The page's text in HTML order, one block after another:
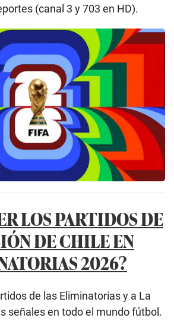
(canal 3 y 703 en HD).
LOS PARTIDOS DE
DE CHILE EN
2026?
de las Eliminatorias y a La
señales en todo el mundo fútbol.